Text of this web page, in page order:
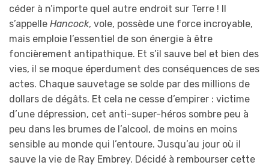
céder à n’importe quel autre endroit sur Terre ! Il
s’appelle Hancock, vole, possède une force incroyable,
mais emploie l’essentiel de son énergie à être
foncièrement antipathique. Et s’il sauve bel et bien des
vies, il se moque éperdument des conséquences de ses
actes. Chaque sauvetage se solde par des millions de
dollars de dégâts. Et cela ne cesse d’empirer : victime
d’une dépression, cet anti-super-héros sombre peu à
peu dans les brumes de l’alcool, de moins en moins
sensible au monde qui l’entoure. Jusqu’au jour où il
sauve la vie de Ray Embrey. Décidé à rembourser cette